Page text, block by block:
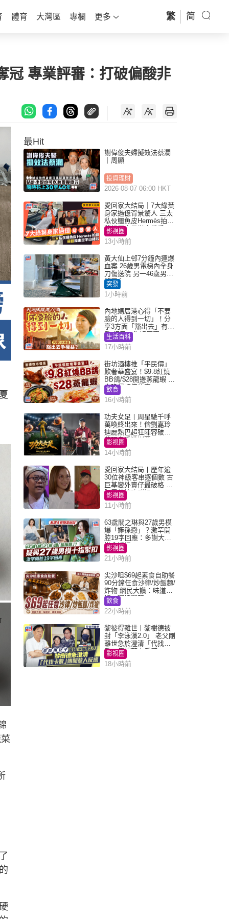
體育 大灣區 專欄 更多 繁 简
冠 專業評審：打破偏酸非
最Hit
謝偉俊夫婦擬效法蔡瀾
｜周顯
投資理財
2026-08-07 06:00 HKT
愛回家大結局｜7大綠葉
身家過億背景驚人 三太
私伙鱷魚皮Hermès拍劇
蘇姐原來是半山樓后
影視圈
13小時前
黃大仙上邨7分鐘內連爆
血案 26歲男電梯內全身
刀傷送院 另一46歲男倒
斃平台
突發
1小時前
內地媽居港心得「不要
臉的人得到一切」！分
享3方面「豁出去」有著
數 網民：你好厲害
生活百科
17小時前
街坊酒樓推「平民價」
歎奢華盛宴！$9.8紅燒
BB鴿/$28開邊蒸龍蝦 3
大晚餐超值優惠
飲食
16小時前
功夫女足丨周星馳千呼
萬喚終出來！偕劉嘉玲
迪麗熱巴超狂陣容破天
荒現身香港謝票
影視圈
14小時前
愛回家大結局丨歷年逾
30位神級客串逐個數 古
巨基變外賣仔最破格 歐
陽震華情陷群姐
影視圈
11小時前
63歲關之琳與27歲男模
爆「嫲孫戀」？激罕開
腔19字回應：多謝大家
掛念近況
影視圈
21小時前
尖沙咀$69起素食自助餐
90分鐘任食沙律/炒飯麵/
炸物 網民大讚：味道
好，環境闊落
飲食
22小時前
黎彼得離世丨黎樹德被
封「李泳漢2.0」 老父剛
離世急於澄清「代找卡
數」傳聞惹人反感
影視圈
18小時前